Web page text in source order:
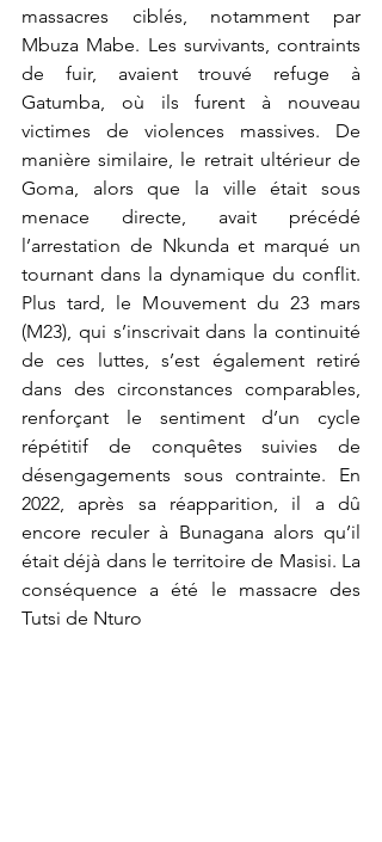
massacres ciblés, notamment par
Mbuza Mabe. Les survivants, contraints
de fuir, avaient trouvé refuge à
Gatumba, où ils furent à nouveau
victimes de violences massives. De
manière similaire, le retrait ultérieur de
Goma, alors que la ville était sous
menace directe, avait précédé
l’arrestation de Nkunda et marqué un
tournant dans la dynamique du conflit.
Plus tard, le Mouvement du 23 mars
(M23), qui s’inscrivait dans la continuité
de ces luttes, s’est également retiré
dans des circonstances comparables,
renforçant le sentiment d’un cycle
répétitif de conquêtes suivies de
désengagements sous contrainte. En
2022, après sa réapparition, il a dû
encore reculer à Bunagana alors qu’il
était déjà dans le territoire de Masisi. La
conséquence a été le massacre des
Tutsi de Nturo